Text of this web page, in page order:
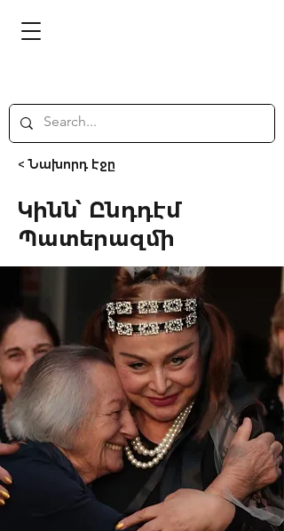
< Նախորդ էջը
Կինն՝ Ընդդէմ
Պատերազմի